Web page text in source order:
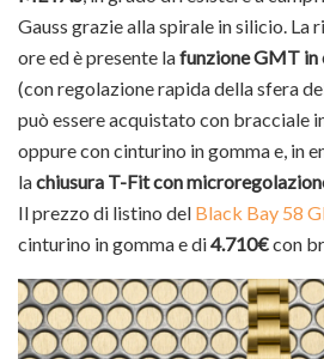
Gauss grazie alla spirale in silicio. La
ore ed è presente lafunzione GMT in
(con regolazione rapida della sfera
può essere acquistato con bracciale
oppure con cinturino in gomma e, in
lachiusura T-Fit con
Il prezzo di listino del Black Bay 58
cinturino in gomma e di4.710€con